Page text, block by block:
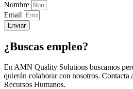
Nombre
Email
Enviar
¿Buscas empleo?
En AMN Quality Solutions buscamos
quierán colaborar con nosotros. Contacta
Recursos Humanos.